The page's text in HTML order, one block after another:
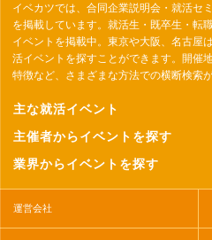
イベカツでは、合同企業説明会・就活セ
を掲載しています。就活生・既卒生・転
イベントを掲載中。東京や大阪、名古屋
活イベントを探すことができます。開催
特徴など、さまざまな方法での横断検索が
主な就活イベント
主催者からイベントを探す
業界からイベントを探す
運営会社